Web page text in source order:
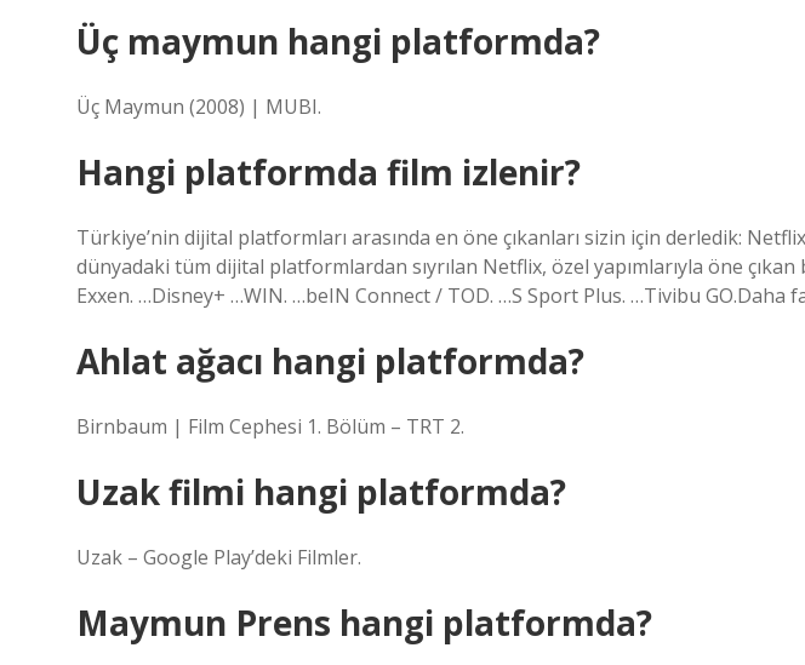
Üç maymun hangi platformda?
Üç Maymun (2008) | MUBI.
Hangi platformda film izlenir?
Türkiye’nin dijital platformları arasında en öne çıkanları sizin için derledik:
dünyadaki tüm dijital platformlardan sıyrılan Netflix, özel yapımlarıyla öne
Exxen. …Disney+ …WIN. …beIN Connect / TOD. …S Sport Plus. …Tivibu GO.Daha
Ahlat ağacı hangi platformda?
Birnbaum | Film Cephesi 1. Bölüm – TRT 2.
Uzak filmi hangi platformda?
Uzak – Google Play’deki Filmler.
Maymun Prens hangi platformda?